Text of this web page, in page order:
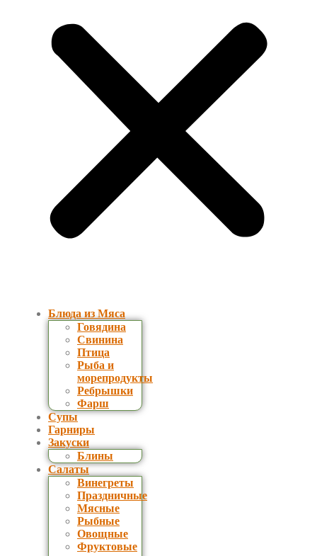
Блюда из Мяса
Говядина
Свинина
Птица
Рыба и
морепродукты
Ребрышки
Фарш
Супы
Гарниры
Закуски
Блины
Салаты
Винегреты
Праздничные
Мясные
Рыбные
Овощные
Фруктовые